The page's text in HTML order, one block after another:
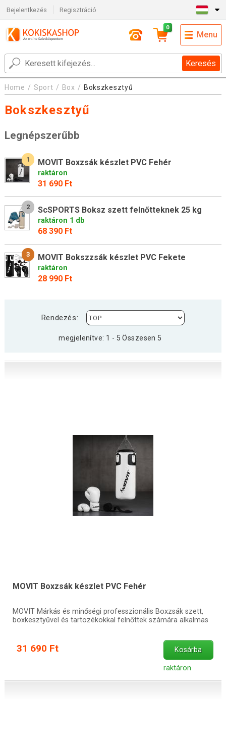
Bejelentkezés Regisztráció
Keresés
0
Menu
Home Sport Box Bokszkesztyű
Bokszkesztyű
Legnépszerűbb
1 MOVIT Boxzsák készlet PVC Fehér
raktáron
31 690 Ft
2 ScSPORTS Boksz szett felnőtteknek 25 kg
raktáron 1 db
68 390 Ft
3 MOVIT Bokszzsák készlet PVC Fekete
raktáron
28 990 Ft
Rendezés:
megjelenítve: 1 - 5 Összesen 5
MOVIT Boxzsák készlet PVC Fehér
MOVIT Márkás és minőségi professzionális Boxzsák szett,
boxkesztyűvel és tartozékokkal felnőttek számára alkalmas
31 690 Ft Kosárba
raktáron